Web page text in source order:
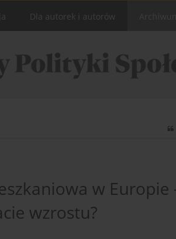
Dla autorek i autorów
w
wzrostu?